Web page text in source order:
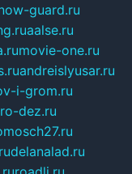
guard.ru
aalse.ru
movie-one.ru
andreislyusar.ru
i-grom.ru
dez.ru
delanalad.ru